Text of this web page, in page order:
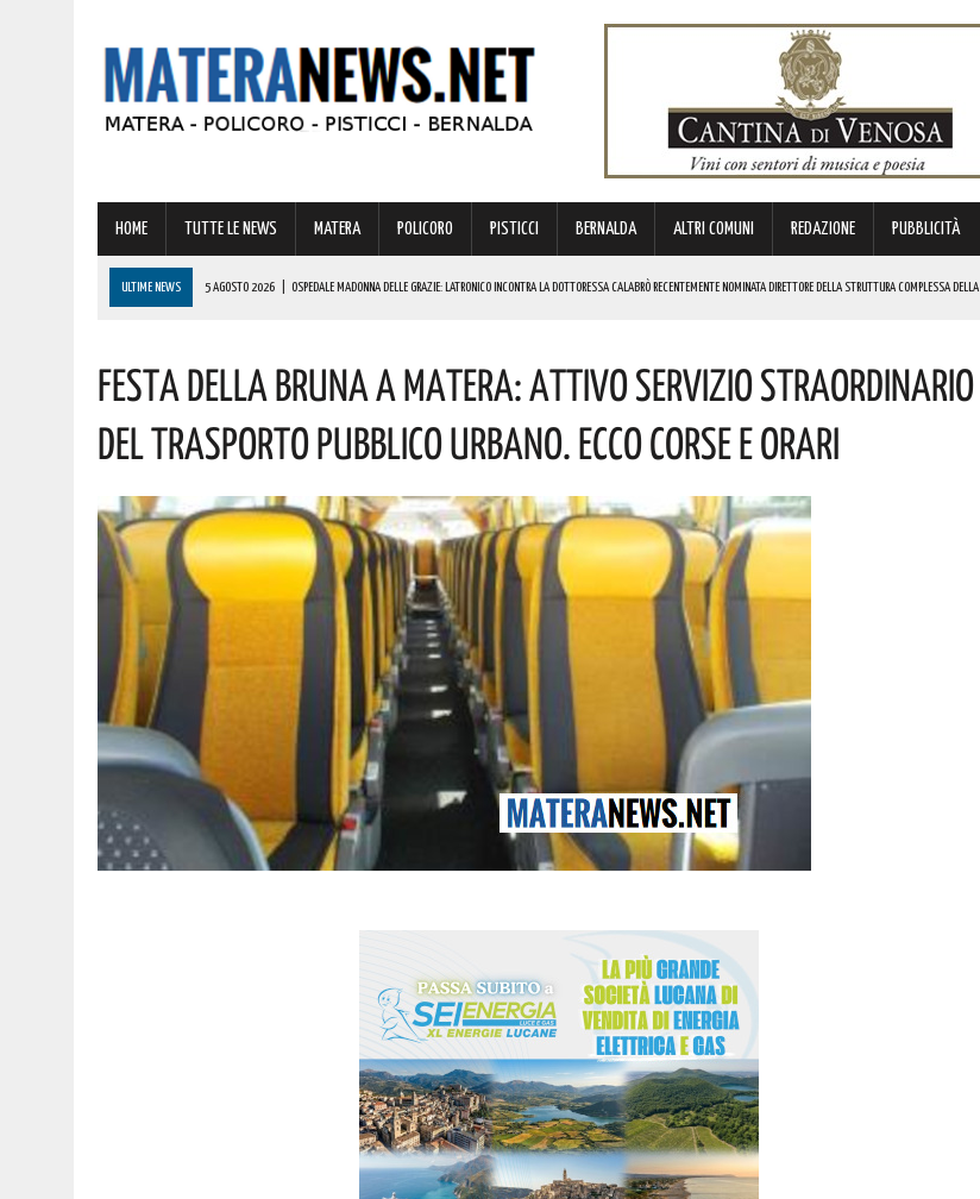
HOME TUTTE LE NEWS MATERA POLICORO PISTICCI BERNALDA ALTRI COMUNI REDAZIONE PUBBLICITÀ
ULTIME NEWS 5 AGOSTO 2026 OSPEDALE MADONNA DELLE GRAZIE: LATRONICO INCONTRA LA DOTTORESSA CALABRÒ RECENTEMENTE NOMINATA DIRETTORE DELLA STRUTTURA COMPLESSA DELLA
5 AGOSTO 2026 | VERTENZA CALLMAT, LA REGIONE: “COMPRENDIAMO LE PREOCCUPAZIONI DEI LAVORATORI E DEI SINDACATI TUTTAVIA IL PERCORSO NON SI È INTERROTTO”. I DETTAGLI
5 AGOSTO 2026 | GRAVE INCENDIO IN BASILICATA! VIGILI DEL FUOCO SUL POSTO DA IERI
Festa Della Bruna A Matera: Attivo Servizio Straordinario
Del Trasporto Pubblico Urbano. Ecco Corse E Orari